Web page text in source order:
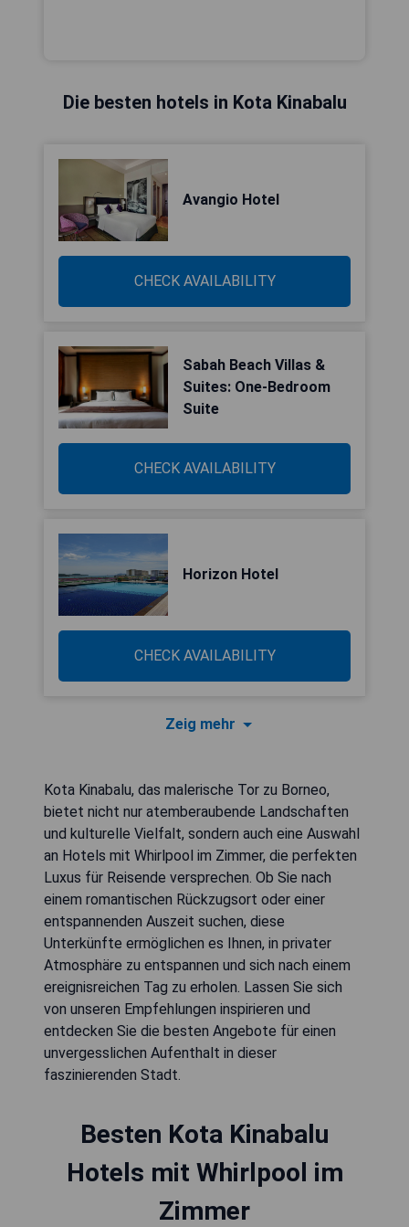
Die besten hotels in Kota Kinabalu
Avangio Hotel
CHECK AVAILABILITY
Sabah Beach Villas &
Suites: One-Bedroom
Suite
CHECK AVAILABILITY
Horizon Hotel
CHECK AVAILABILITY
Zeig mehr
Kota Kinabalu, das malerische Tor zu Borneo,
bietet nicht nur atemberaubende Landschaften
und kulturelle Vielfalt, sondern auch eine Auswahl
an Hotels mit Whirlpool im Zimmer, die perfekten
Luxus für Reisende versprechen. Ob Sie nach
einem romantischen Rückzugsort oder einer
entspannenden Auszeit suchen, diese
Unterkünfte ermöglichen es Ihnen, in privater
Atmosphäre zu entspannen und sich nach einem
ereignisreichen Tag zu erholen. Lassen Sie sich
von unseren Empfehlungen inspirieren und
entdecken Sie die besten Angebote für einen
unvergesslichen Aufenthalt in dieser
faszinierenden Stadt.
Besten Kota Kinabalu
Hotels mit Whirlpool im
Zimmer